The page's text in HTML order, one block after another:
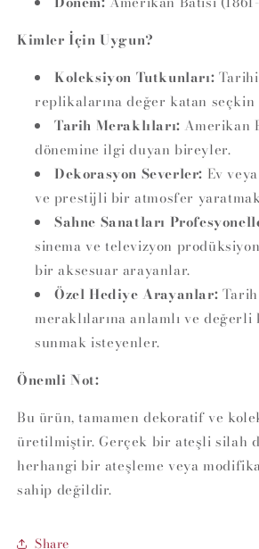
Kimler İçin Uygun?
Koleksiyon Tutkunları:
replikalarına değer katan
Tarih Meraklıları: Amerikan
dönemine ilgi duyan bireyler.
Dekorasyon Severler: Ev
ve prestijli bir atmosfer
Sahne Sanatları
sinema ve televizyon
bir aksesuar arayanlar.
Özel Hediye Arayanlar:
meraklılarına anlamlı ve
sunmak isteyenler.
Önemli Not:
Bu ürün, tamamen dekoratif ve
üretilmiştir. Gerçek bir ateşli silah
herhangi bir ateşleme veya
sahip değildir.
Share